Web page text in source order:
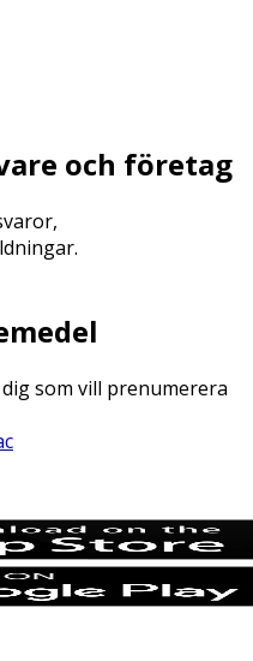
och företag
som vill prenumerera